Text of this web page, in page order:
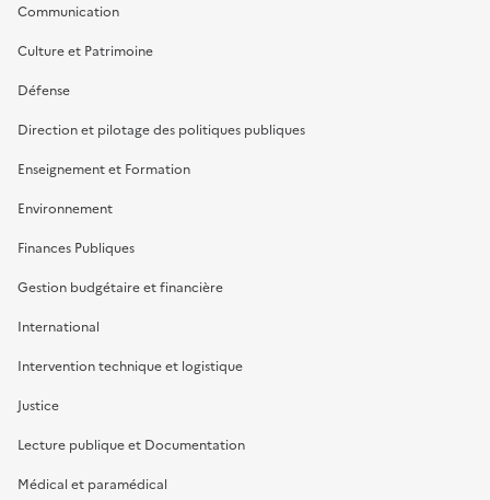
Communication
Culture et Patrimoine
Défense
Direction et pilotage des politiques publiques
Enseignement et Formation
Environnement
Finances Publiques
Gestion budgétaire et financière
International
Intervention technique et logistique
Justice
Lecture publique et Documentation
Médical et paramédical